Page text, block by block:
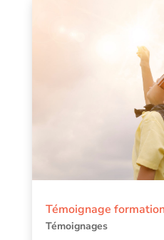
Témoignage
Témoignages